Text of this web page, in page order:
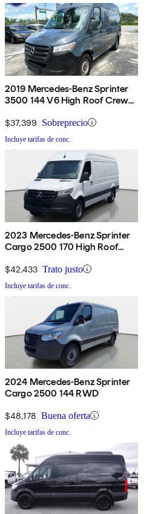
2019 Mercedes-Benz Sprinter
3500 144 V6 High Roof Crew
$37,399 Sobreprecio
Incluye tarifas de conc.
2023 Mercedes-Benz Sprinter
Cargo 2500 170 High Roof
$42,433 Trato justo
Incluye tarifas de conc.
2024 Mercedes-Benz Sprinter
Cargo 2500 144 RWD
$48,178 Buena oferta
Incluye tarifas de conc.